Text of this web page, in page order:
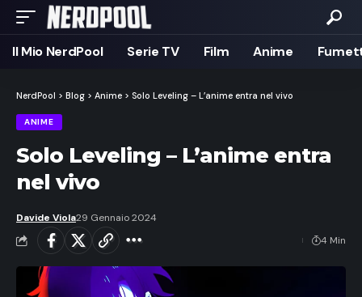
Il Mio NerdPool Serie TV Film Anime
NerdPool > Blog > Anime > Solo Leveling – L’anime entra nel vivo
ANIME
Solo Leveling – L’anime entra
nel vivo
Davide Viola29 Gennaio 2024
4 Min